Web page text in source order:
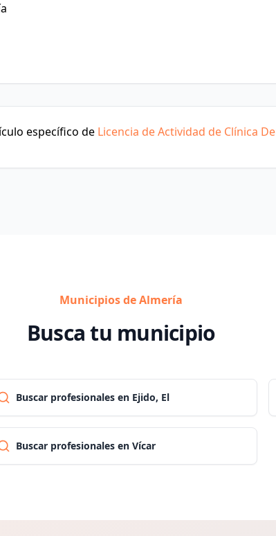
específico de Licencia de Actividad de Clínica
Municipios de Almería
Busca tu municipio
Buscar profesionales en Ejido, El
Buscar profesionales en Vícar